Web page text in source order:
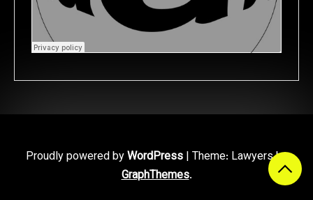
Proudly powered byWordPress | Theme: Lawyers by
GraphThemes.